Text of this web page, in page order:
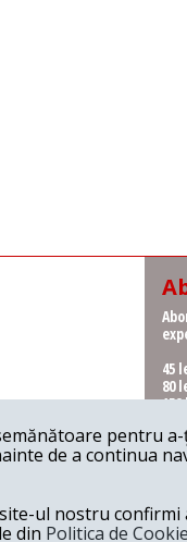
45
80
62
pentru
de a continua
ul nostru
din Politica de